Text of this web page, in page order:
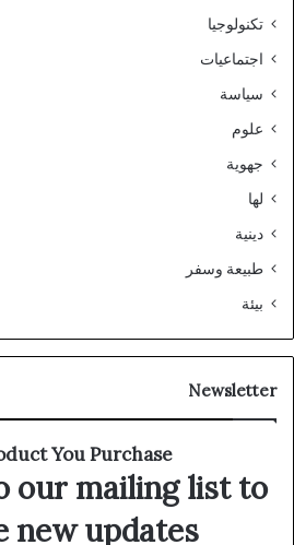
تكنولوجيا
اجتماعيات
سياسة
علوم
جهوية
لها
دينية
طبيعة وسفر
بيئة
Newsletter
You Purchase
our mailing list to
new updates!